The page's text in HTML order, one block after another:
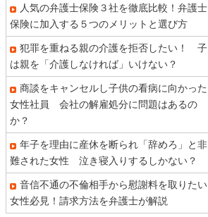
人気の弁護士保険３社を徹底比較！弁護士
保険に加入する５つのメリットと選び方
犯罪を重ねる親の介護を拒否したい！ 子
は親を「介護しなければ」いけない？
商談をキャンセルし子供の看病に向かった
女性社員 会社の解雇処分に問題はあるの
か？
年子を理由に産休を断られ「辞めろ」と非
難された女性 泣き寝入りするしかない？
音信不通の不倫相手から慰謝料を取りたい
女性必見！請求方法を弁護士が解説